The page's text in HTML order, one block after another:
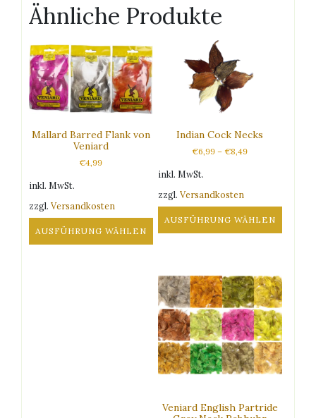
Ähnliche Produkte
Mallard Barred Flank von
Veniard
€4,99
inkl. MwSt.
zzgl. Versandkosten
AUSFÜHRUNG WÄHLEN
Indian Cock Necks
€6,99 – €8,49
inkl. MwSt.
zzgl.Versandkosten
AUSFÜHRUNG WÄHLEN
mehrere
Varianten
auf.
Die
Optionen
können
auf
Produktseite
Veniard English Partride